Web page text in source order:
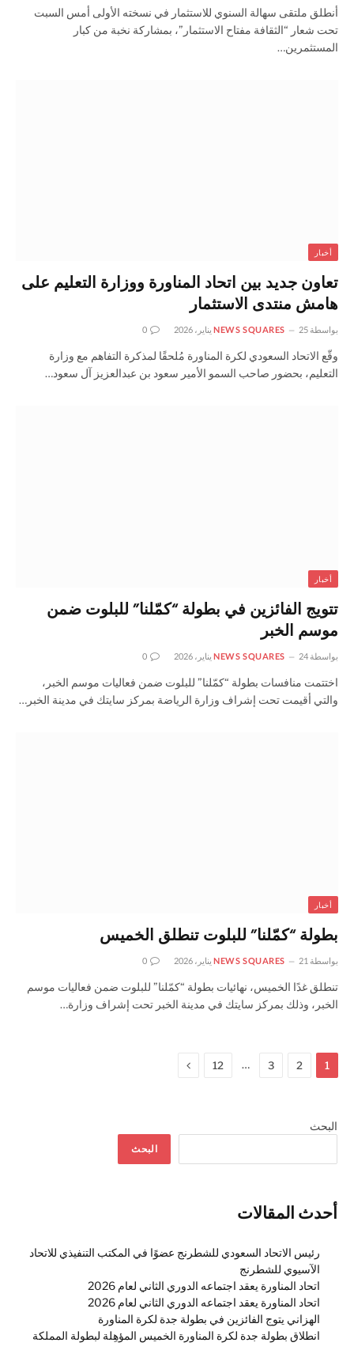
أنطلق ملتقى سهالة السنوي للاستثمار في نسخته الأولى أمس السبت
تحت شعار “الثقافة مفتاح الاستثمار”، بمشاركة نخبة من كبار
المستثمرين…
أخبار
تعاون جديد بين اتحاد المناورة ووزارة التعليم على
هامش منتدى الاستثمار
بواسطة NEWS SQUARES 25 يناير، 2026 0
وقّع الاتحاد السعودي لكرة المناورة مُلحقًا لمذكرة التفاهم مع وزارة
التعليم، بحضور صاحب السمو الأمير سعود بن عبدالعزيز آل سعود…
أخبار
تتويج الفائزين في بطولة “كمّلنا” للبلوت ضمن
موسم الخبر
بواسطة NEWS SQUARES 24 يناير، 2026 0
اختتمت منافسات بطولة “كمّلنا” للبلوت ضمن فعاليات موسم الخبر،
والتي أقيمت تحت إشراف وزارة الرياضة بمركز سايتك في مدينة الخبر…
أخبار
بطولة “كمّلنا” للبلوت تنطلق الخميس
بواسطة NEWS SQUARES 21 يناير، 2026 0
تنطلق غدًا الخميس، نهائيات بطولة “كمّلنا” للبلوت ضمن فعاليات موسم
الخبر، وذلك بمركز سايتك في مدينة الخبر تحت إشراف وزارة…
1
2
3
…
12 التالي
البحث
البحث
أحدث المقالات
رئيس الاتحاد السعودي للشطرنج عضوًا في المكتب التنفيذي للاتحاد
الآسيوي للشطرنج
اتحاد المناورة يعقد اجتماعه الدوري الثاني لعام 2026
اتحاد المناورة يعقد اجتماعه الدوري الثاني لعام 2026
الهزاني يتوج الفائزين في بطولة جدة لكرة المناورة
انطلاق بطولة جدة لكرة المناورة الخميس المؤهِلة لبطولة المملكة